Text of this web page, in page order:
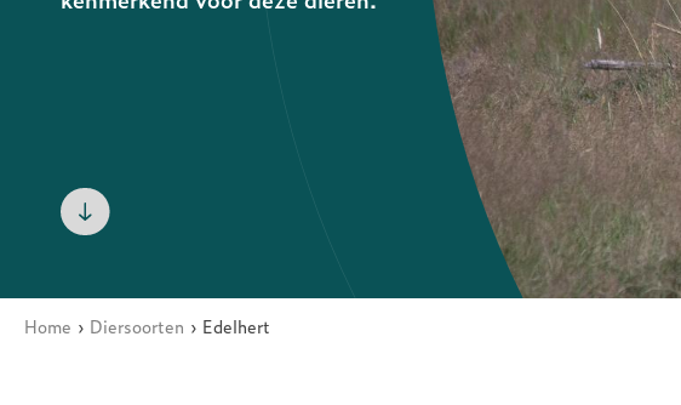
Home Diersoorten Edelhert